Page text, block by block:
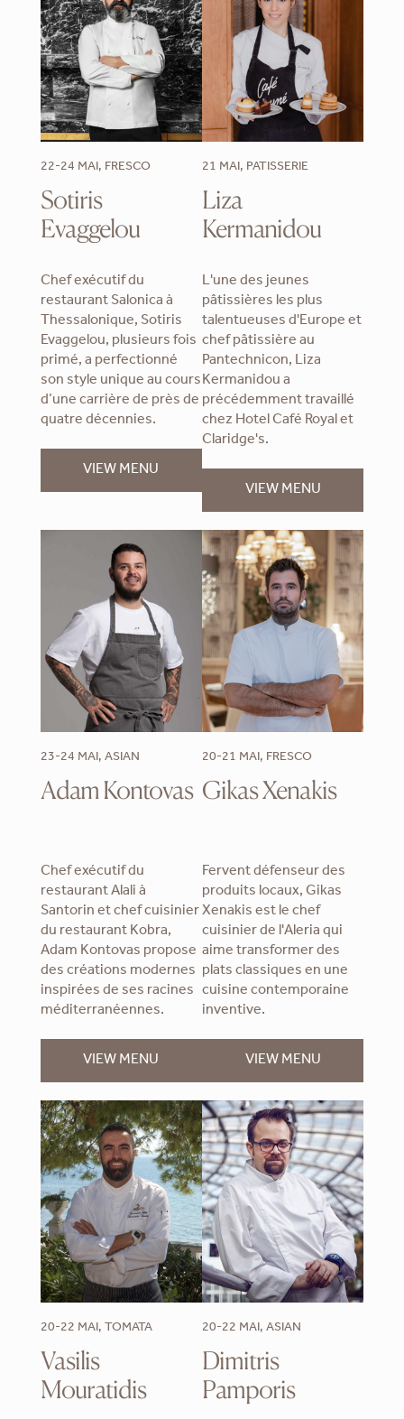
22-24 MAI, FRESCO
Sotiris
Evaggelou
Chef exécutif du
restaurant Salonica à
Thessalonique, Sotiris
Evaggelou, plusieurs fois
primé, a perfectionné
son style unique au cours
d’une carrière de près de
quatre décennies.
VIEW MENU
21 MAI, PATISSERIE
Liza
Kermanidou
L'une des jeunes
pâtissières les plus
talentueuses d'Europe et
chef pâtissière au
Pantechnicon, Liza
Kermanidou a
précédemment travaillé
chez Hotel Café Royal et
Claridge's.
VIEW MENU
23-24 MAI, ASIAN
Adam Kontovas
Chef exécutif du
restaurant Alali à
Santorin et chef cuisinier
du restaurant Kobra,
Adam Kontovas propose
des créations modernes
inspirées de ses racines
méditerranéennes.
VIEW MENU
20-21 MAI, FRESCO
Gikas Xenakis
Fervent défenseur des
produits locaux, Gikas
Xenakis est le chef
cuisinier de l'Aleria qui
aime transformer des
plats classiques en une
cuisine contemporaine
inventive.
VIEW MENU
20-22 MAI, TOMATA
Vasilis
Mouratidis
20-22 MAI, ASIAN
Dimitris
Pamporis